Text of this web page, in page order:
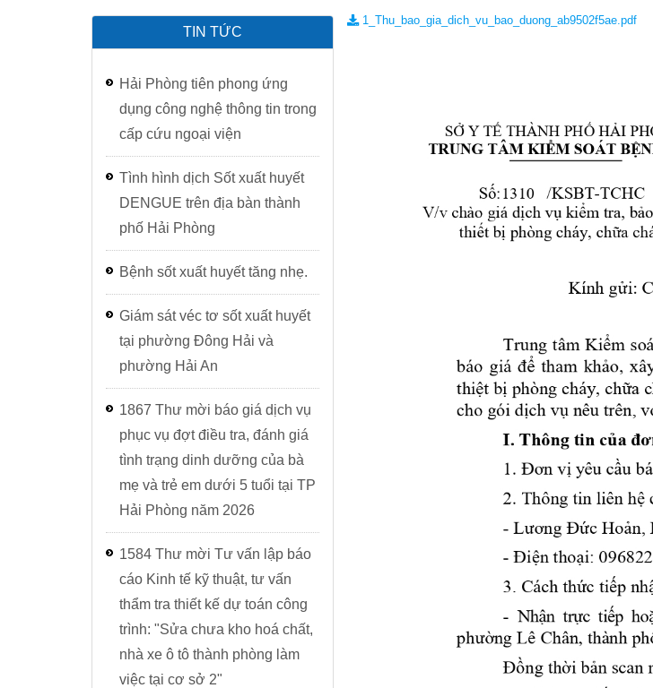
Cơ cấu tổ chức
Phòng Tài chính - Kế toán
Khoa Phòng, chống bệnh truyền nhiễm
Khoa Dinh dưỡng
Khoa Sức khỏe môi trường - Y tế trường học
Khoa Sức khỏe sinh sản
Khoa Truyền thông, giáo dục sức khỏeTài liệu truyền thông
Khoa Xét nghiệm - Chẩn đoán hình ảnh -Thăm dò chức năng
Phòng khám đa khoa
Khám, tư vấn sức khỏe sinh sản
Dịch vụ Khử trùng, diệt côn trùng
CHĂM SÓC SỨC KHỎE SINH SẢN
SỨC KHOẺ MÔI TRƯỜNG-Y TẾ TRƯỜNG HỌC
Tài Liệu phát thanh
1_Thu_bao_gia_dich_vu_bao_duong_ab9502f5ae.pdf
TIN TỨC
Hải Phòng tiên phong ứng
dụng công nghệ thông tin trong
cấp cứu ngoại viện
Tình hình dịch Sốt xuất huyết
DENGUE trên địa bàn thành
phố Hải Phòng
Bệnh sốt xuất huyết tăng nhẹ.
Giám sát véc tơ sốt xuất huyết
tại phường Đông Hải và
phường Hải An
1867 Thư mời báo giá dịch vụ
phục vụ đợt điều tra, đánh giá
tình trạng dinh dưỡng của bà
mẹ và trẻ em dưới 5 tuổi tại TP
Hải Phòng năm 2026
1584 Thư mời Tư vấn lập báo
cáo Kinh tế kỹ thuật, tư vấn
thẩm tra thiết kế dự toán công
trình: "Sửa chưa kho hoá chất,
nhà xe ô tô thành phòng làm
việc tại cơ sở 2"